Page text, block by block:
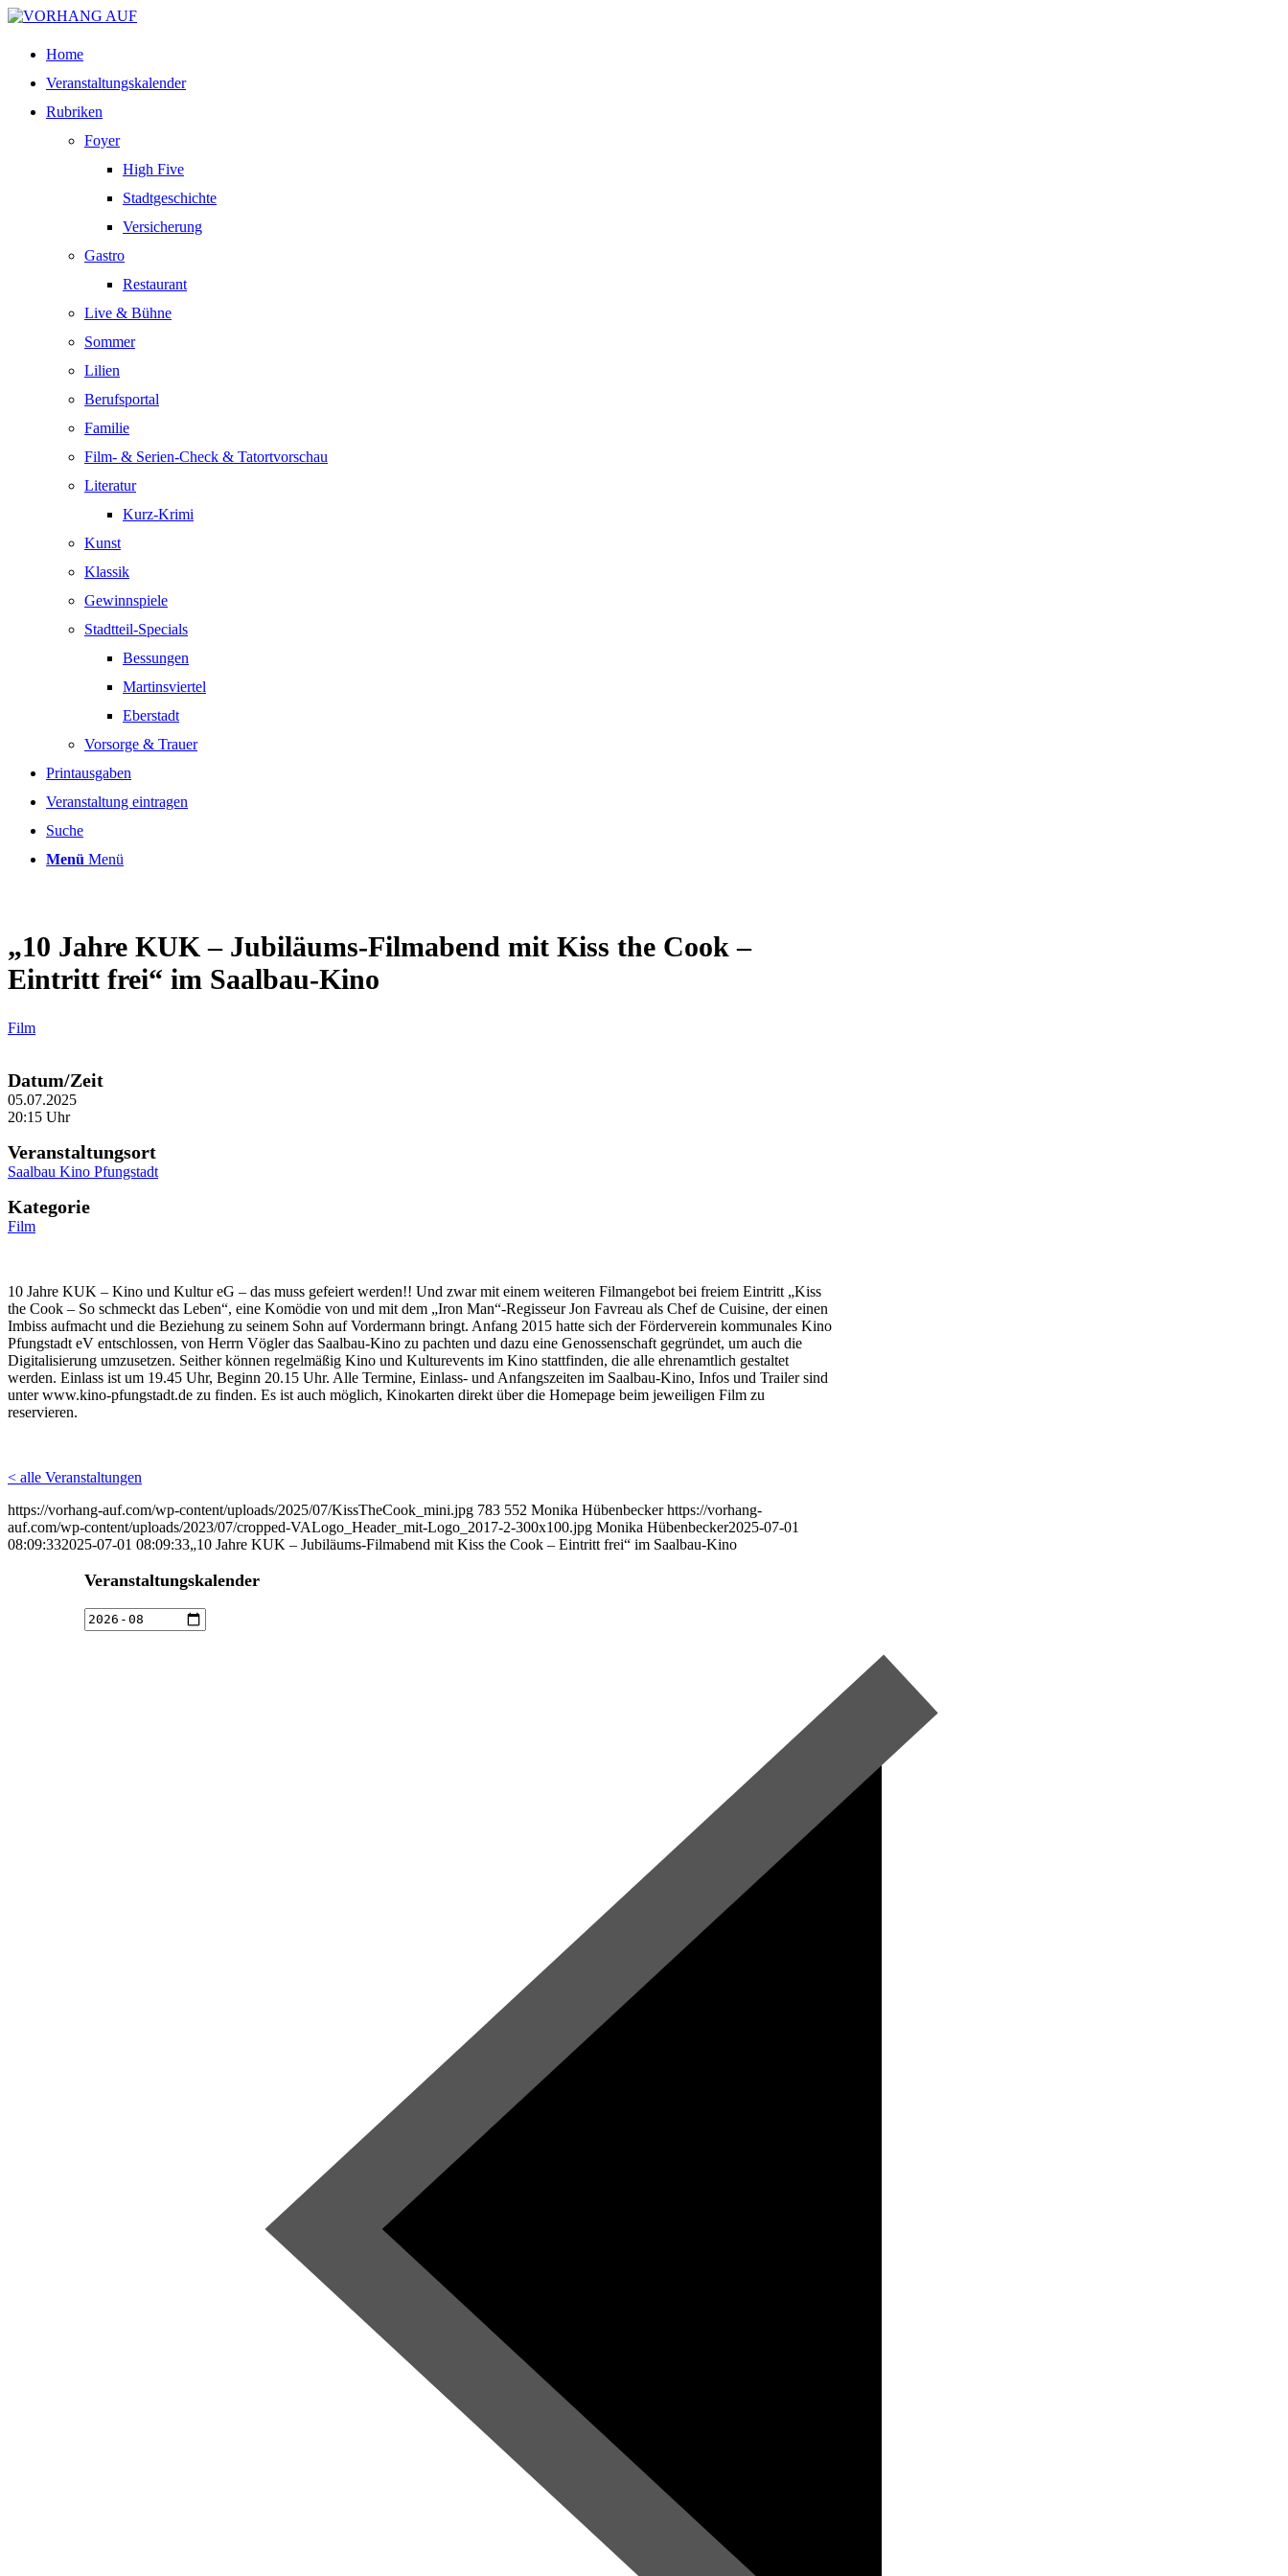
Home
Veranstaltungskalender
Rubriken
Foyer
High Five
Stadtgeschichte
Versicherung
Gastro
Restaurant
Live & Bühne
Sommer
Lilien
Berufsportal
Familie
Film- & Serien-Check & Tatortvorschau
Literatur
Kurz-Krimi
Kunst
Klassik
Gewinnspiele
Stadtteil-Specials
Bessungen
Martinsviertel
Eberstadt
Vorsorge & Trauer
Printausgaben
Veranstaltung eintragen
Suche
Menü Menü
„10 Jahre KUK – Jubiläums-Filmabend mit Kiss the Cook –
Eintritt frei“ im Saalbau-Kino
Film
Datum/Zeit
05.07.2025
20:15 Uhr
Veranstaltungsort
Saalbau Kino Pfungstadt
Kategorie
Film
10 Jahre KUK – Kino und Kultur eG – das muss gefeiert werden!! Und zwar mit einem weiteren Filmangebot bei freiem Eintritt „Kiss
the Cook – So schmeckt das Leben“, eine Komödie von und mit dem „Iron Man“-Regisseur Jon Favreau als Chef de Cuisine, der einen
Imbiss aufmacht und die Beziehung zu seinem Sohn auf Vordermann bringt. Anfang 2015 hatte sich der Förderverein kommunales Kino
Pfungstadt eV entschlossen, von Herrn Vögler das Saalbau-Kino zu pachten und dazu eine Genossenschaft gegründet, um auch die
Digitalisierung umzusetzen. Seither können regelmäßig Kino und Kulturevents im Kino stattfinden, die alle ehrenamtlich gestaltet
werden. Einlass ist um 19.45 Uhr, Beginn 20.15 Uhr. Alle Termine, Einlass- und Anfangszeiten im Saalbau-Kino, Infos und Trailer sind
unter www.kino-pfungstadt.de zu finden. Es ist auch möglich, Kinokarten direkt über die Homepage beim jeweiligen Film zu
reservieren.
< alle Veranstaltungen
https://vorhang-auf.com/wp-content/uploads/2025/07/KissTheCook_mini.jpg 783 552 Monika Hübenbecker https://vorhang-
auf.com/wp-content/uploads/2023/07/cropped-VALogo_Header_mit-Logo_2017-2-300x100.jpg Monika Hübenbecker2025-07-01
08:09:332025-07-01 08:09:33„10 Jahre KUK – Jubiläums-Filmabend mit Kiss the Cook – Eintritt frei“ im Saalbau-Kino
Veranstaltungskalender